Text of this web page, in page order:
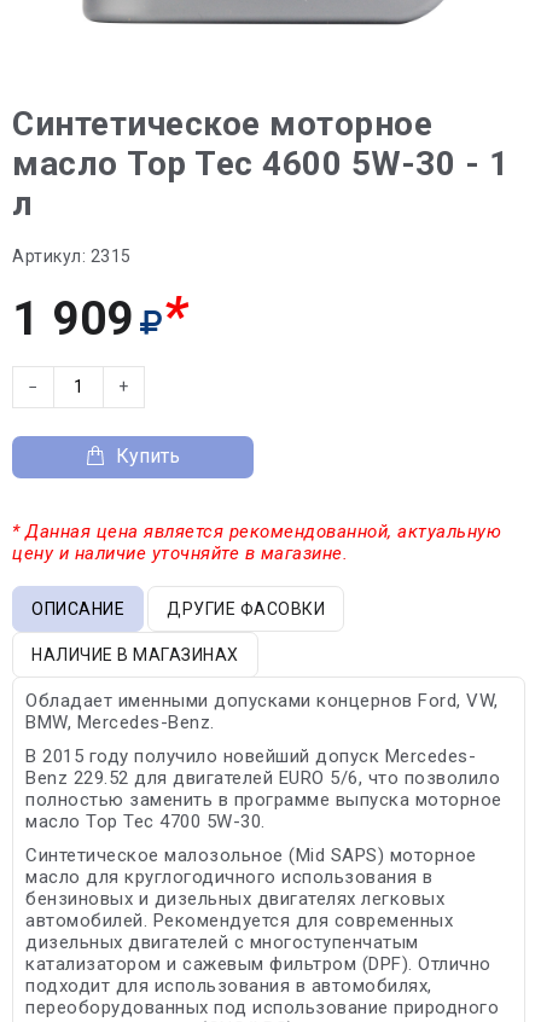
Синтетическое моторное
масло Top Tec 4600 5W-30 - 1
л
Артикул: 2315
1 909 *
− +
Купить
* Данная цена является рекомендованной, актуальную
цену и наличие уточняйте в магазине.
ОПИСАНИЕ ДРУГИЕ ФАСОВКИ
НАЛИЧИЕ В МАГАЗИНАХ
Обладает именными допусками концернов Ford, VW,
BMW, Mercedes-Benz.
В 2015 году получило новейший допуск Mercedes-
Benz 229.52 для двигателей EURO 5/6, что позволило
полностью заменить в программе выпуска моторное
масло Top Tec 4700 5W-30.
Синтетическое малозольное (Mid SAPS) моторное
масло для круглогодичного использования в
бензиновых и дизельных двигателях легковых
автомобилей. Рекомендуется для современных
дизельных двигателей с многоступенчатым
катализатором и сажевым фильтром (DPF). Отлично
подходит для использования в автомобилях,
переоборудованных под использование природного